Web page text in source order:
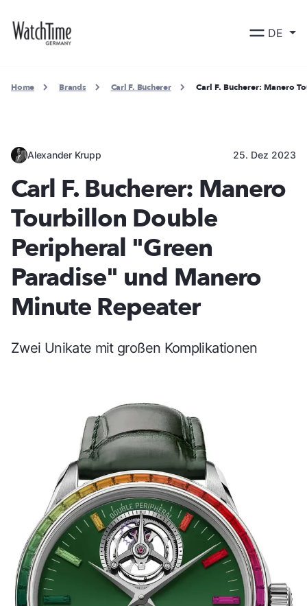
DE
Home Brands Carl F. Bucherer Carl F. Bucherer: Manero
Alexander Krupp 25. Dez 2023
Carl F. Bucherer: Manero
Tourbillon Double
Peripheral "Green
Paradise" und Manero
Minute Repeater
Zwei Unikate mit großen Komplikationen